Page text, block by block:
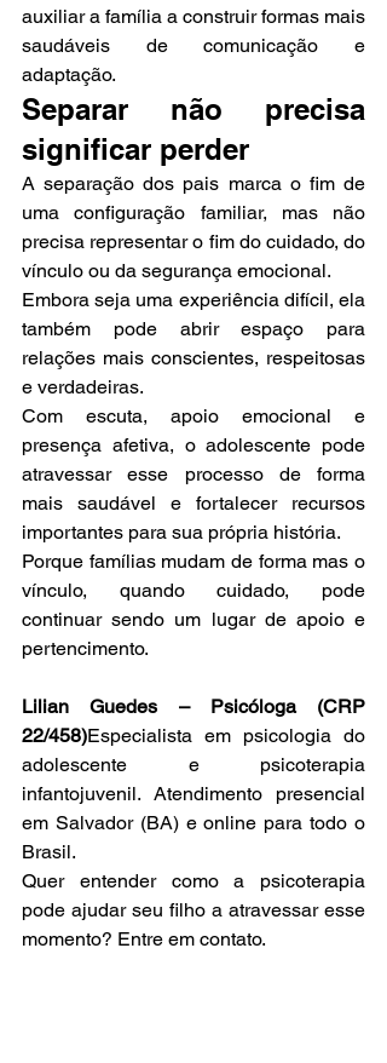
auxiliar a família a construir formas mais
saudáveis de comunicação e
adaptação.
Separar não precisa
significar perder
A separação dos pais marca o fim de
uma configuração familiar, mas não
precisa representar o fim do cuidado, do
vínculo ou da segurança emocional.
Embora seja uma experiência difícil, ela
também pode abrir espaço para
relações mais conscientes, respeitosas
e verdadeiras.
Com escuta, apoio emocional e
presença afetiva, o adolescente pode
atravessar esse processo de forma
mais saudável e fortalecer recursos
importantes para sua própria história.
Porque famílias mudam de forma mas o
vínculo, quando cuidado, pode
continuar sendo um lugar de apoio e
pertencimento.
Lilian Guedes – Psicóloga (CRP
22/458)Especialista em psicologia do
adolescente e psicoterapia
infantojuvenil. Atendimento presencial
em Salvador (BA) e online para todo o
Brasil.
Quer entender como a psicoterapia
pode ajudar seu filho a atravessar esse
momento? Entre em contato.